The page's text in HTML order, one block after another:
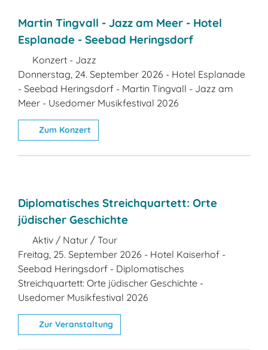
Martin Tingvall - Jazz am Meer - Hotel
Esplanade - Seebad Heringsdorf
Konzert - Jazz
Donnerstag, 24. September 2026 - Hotel Esplanade
- Seebad Heringsdorf - Martin Tingvall - Jazz am
Meer - Usedomer Musikfestival 2026
Zum Konzert
Diplomatisches Streichquartett: Orte
jüdischer Geschichte
Aktiv / Natur / Tour
Freitag, 25. September 2026 - Hotel Kaiserhof -
Seebad Heringsdorf - Diplomatisches
Streichquartett: Orte jüdischer Geschichte -
Usedomer Musikfestival 2026
Zur Veranstaltung